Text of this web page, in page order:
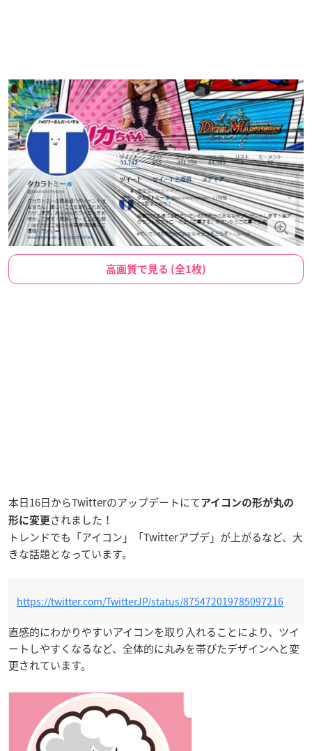
高画質で見る (全1枚)
本日16日からTwitterのアップデートにてアイコンの形が丸の
形に変更 されました！
トレンドでも「アイコン」「Twitterアプデ」が上がるなど、大
きな話題となっています。
https://twitter.com/TwitterJP/status/875472019785097216
直感的にわかりやすいアイコンを取り入れることにより、ツイ
ートしやすくなるなど、全体的に丸みを帯びたデザインへと変
更されています。